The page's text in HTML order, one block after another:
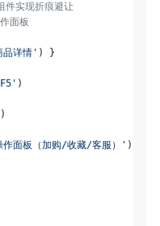
实现折痕避让
面板
品详情' ) }
)
)
作面板（加购/收藏/客服）' ) }